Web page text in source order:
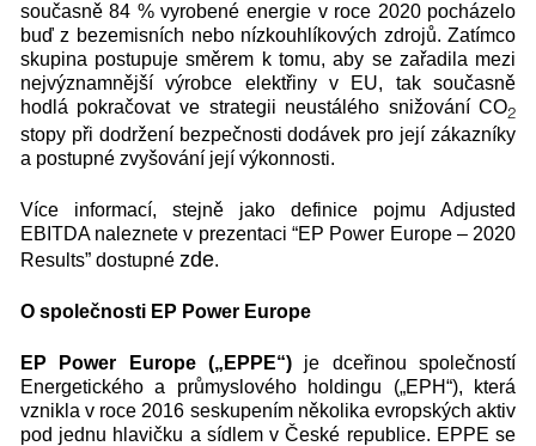
současně 84 % vyrobené energie v roce 2020 pocházelo
buď z bezemisních nebo nízkouhlíkových zdrojů. Zatímco
skupina postupuje směrem k tomu, aby se zařadila mezi
nejvýznamnější výrobce elektřiny v EU, tak současně
hodlá pokračovat ve strategii neustálého snižování CO2
stopy při dodržení bezpečnosti dodávek pro její zákazníky
a postupné zvyšování její výkonnosti.
Více informací, stejně jako definice pojmu Adjusted
EBITDA naleznete v prezentaci “EP Power Europe – 2020
Results” dostupné zde.
O společnosti EP Power Europe
EP Power Europe („EPPE“) je dceřinou společností
Energetického a průmyslového holdingu („EPH“), která
vznikla v roce 2016 seskupením několika evropských aktiv
pod jednu hlavičku a sídlem v České republice. EPPE se